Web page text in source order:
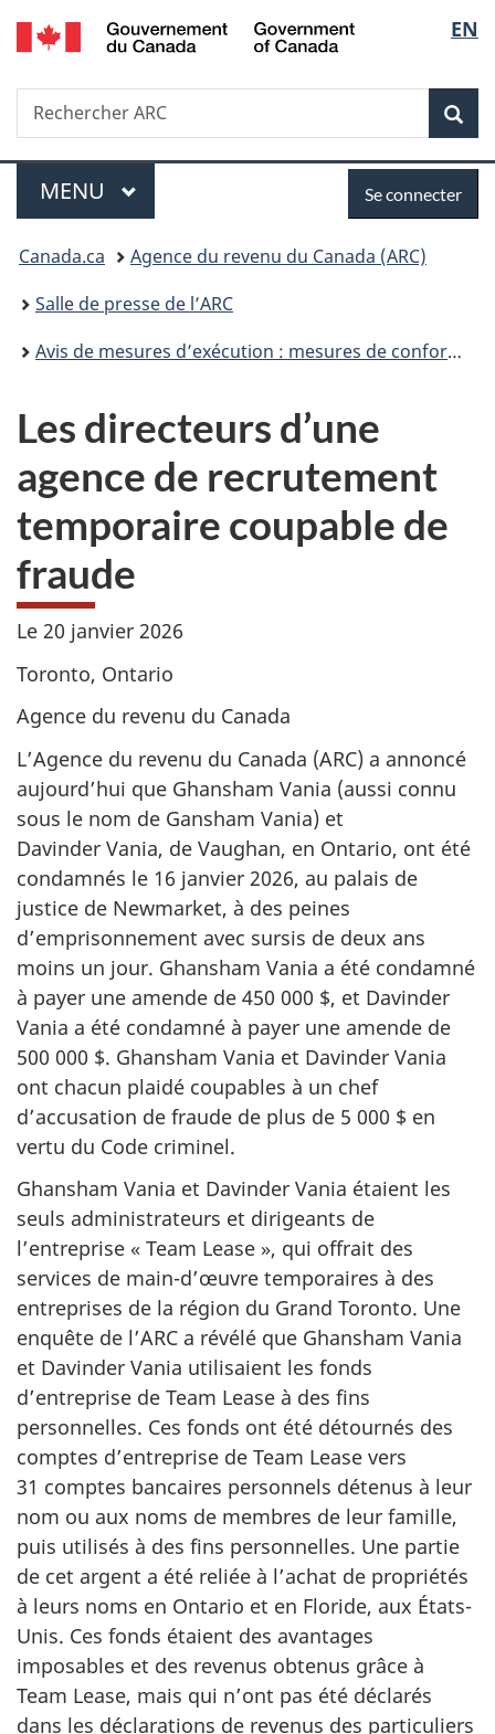
Passer
au
Passer
à
du
Passer
à
simplifiée
de
la
EN
Government
Recherche
Rechercher
ARC
Menu
MENU PRINCIPAL
connecter
Se connecter
Vous
êtes
ici :
Canada.ca
Agence du revenu du Canada (ARC)
Salle de presse de l’ARC
Avis de mesures d’exécution : mesures de conformité
Les directeurs d’une
agence de recrutement
temporaire coupable de
fraude
Le 20 janvier 2026
Toronto, Ontario
Agence du revenu du Canada
L’Agence du revenu du Canada (ARC) a annoncé
aujourd’hui que Ghansham Vania (aussi connu
sous le nom de Gansham Vania) et
Davinder Vania, de Vaughan, en Ontario, ont été
condamnés le 16 janvier 2026, au palais de
justice de Newmarket, à des peines
d’emprisonnement avec sursis de deux ans
moins un jour. Ghansham Vania a été condamné
à payer une amende de 450 000 $, et Davinder
Vania a été condamné à payer une amende de
500 000 $. Ghansham Vania et Davinder Vania
ont chacun plaidé coupables à un chef
d’accusation de fraude de plus de 5 000 $ en
vertu du Code criminel.
Ghansham Vania et Davinder Vania étaient les
seuls administrateurs et dirigeants de
l’entreprise « Team Lease », qui offrait des
services de main-d’œuvre temporaires à des
entreprises de la région du Grand Toronto. Une
enquête de l’ARC a révélé que Ghansham Vania
et Davinder Vania utilisaient les fonds
d’entreprise de Team Lease à des fins
personnelles. Ces fonds ont été détournés des
comptes d’entreprise de Team Lease vers
31 comptes bancaires personnels détenus à leur
nom ou aux noms de membres de leur famille,
puis utilisés à des fins personnelles. Une partie
de cet argent a été reliée à l’achat de propriétés
à leurs noms en Ontario et en Floride, aux États-
Unis. Ces fonds étaient des avantages
imposables et des revenus obtenus grâce à
Team Lease, mais qui n’ont pas été déclarés
dans les déclarations de revenus des particuliers